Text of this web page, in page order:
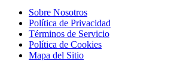
Sobre Nosotros
Política de Privacidad
Términos de Servicio
Política de Cookies
Mapa del Sitio